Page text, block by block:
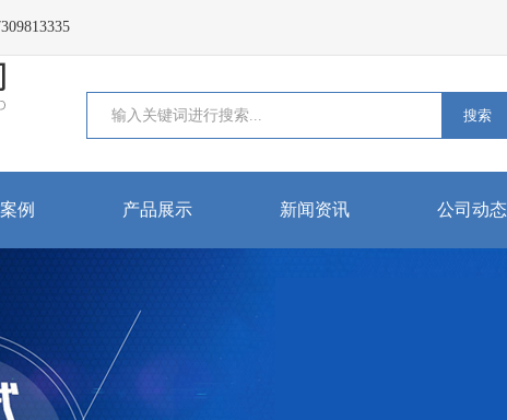
搜索
例 产品展示 新闻资讯 公司动态